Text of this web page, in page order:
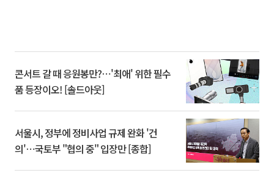
콘서트 갈 때 응원봉만?⋯'최애' 위한 필수
품 등장이오! [솔드아웃]
서울시, 정부에 정비사업 규제 완화 '건
의'⋯국토부 "협의 중" 입장만 [종합]